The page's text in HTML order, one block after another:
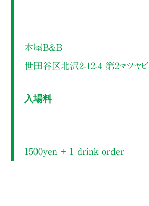
本屋B&B
世田谷区北沢2-12-4 第2マツヤ
入場料
1500yen ＋ 1 drink order